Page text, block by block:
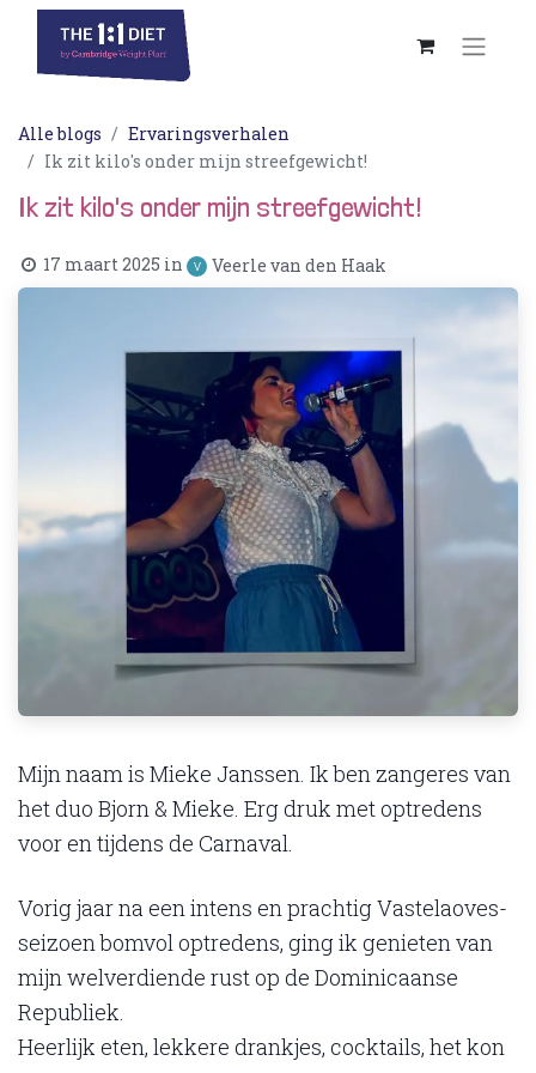
Alle blogs
Ervaringsverhalen
Ik zit kilo's onder mijn streefgewicht!
Ik zit kilo's onder mijn streefgewicht!
17 maart 2025 in Veerle van den Haak
Mijn naam is Mieke Janssen. Ik ben zangeres van
het duo Bjorn & Mieke. Erg druk met optredens
voor en tijdens de Carnaval.
Vorig jaar na een intens en prachtig Vastelaoves-
seizoen bomvol optredens, ging ik genieten van
mijn welverdiende rust op de Dominicaanse
Republiek.
Heerlijk eten, lekkere drankjes, cocktails, het kon